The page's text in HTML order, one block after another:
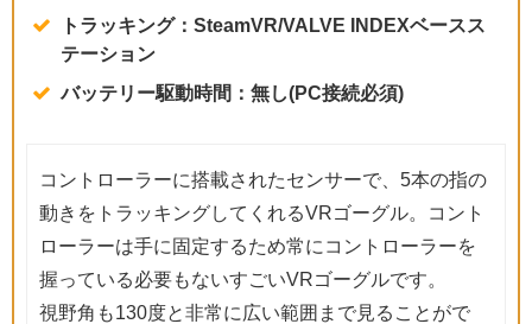
トラッキング：SteamVR/VALVE INDEXベースス
テーション
バッテリー駆動時間：無し(PC接続必須)
コントローラーに搭載されたセンサーで、5本の指の
動きをトラッキングしてくれるVRゴーグル。コント
ローラーは手に固定するため常にコントローラーを
握っている必要もないすごいVRゴーグルです。
視野角も130度と非常に広い範囲まで見ることがで